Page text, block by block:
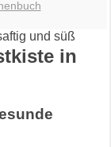
in